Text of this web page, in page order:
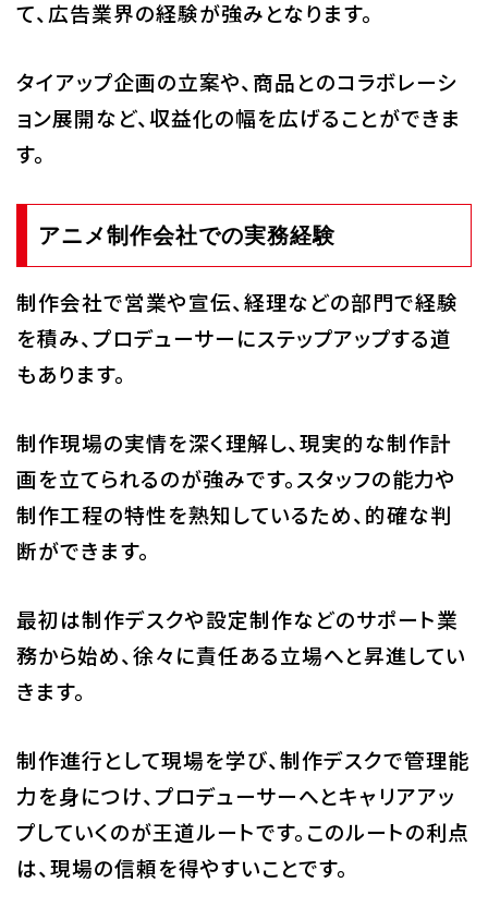
て、広告業界の経験が強みとなります。
タイアップ企画の立案や、商品とのコラボレーシ
ョン展開など、収益化の幅を広げることができま
す。
アニメ制作会社での実務経験
制作会社で営業や宣伝、経理などの部門で経験
を積み、プロデューサーにステップアップする道
もあります。
制作現場の実情を深く理解し、現実的な制作計
画を立てられるのが強みです。スタッフの能力や
制作工程の特性を熟知しているため、的確な判
断ができます。
最初は制作デスクや設定制作などのサポート業
務から始め、徐々に責任ある立場へと昇進してい
きます。
制作進行として現場を学び、制作デスクで管理能
力を身につけ、プロデューサーへとキャリアアッ
プしていくのが王道ルートです。このルートの利点
は、現場の信頼を得やすいことです。